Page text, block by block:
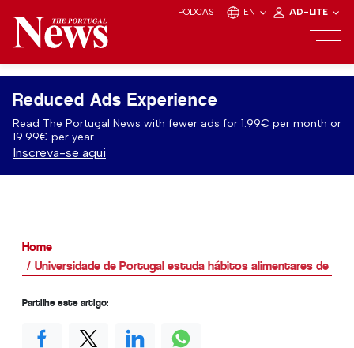
PODCAST EN AD-LITE
Reduced Ads Experience
Read The Portugal News with fewer ads for 1.99€ per month or
19.99€ per year.
Inscreva-se aqui
Home
Universidade de Portugal estuda hábitos alimentares de
Partilhe este artigo: